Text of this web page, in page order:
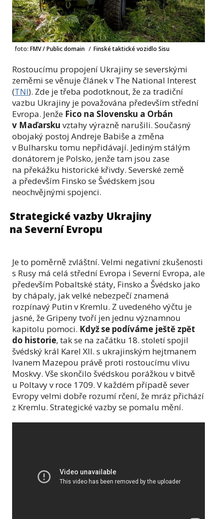
foto: FMV / Public domain / Finské taktické vozidlo Sisu
Rostoucímu propojení Ukrajiny se severskými
zeměmi se věnuje článek v The National Interest
(TNI). Zde je třeba podotknout, že za tradiční
vazbu Ukrajiny je považována především střední
Evropa. Jenže Fico na Slovensku a Orbán
v Maďarsku vztahy výrazně narušili. Současný
obojaký postoj Andreje Babiše a změna
v Bulharsku tomu nepřidávají. Jediným stálým
donátorem je Polsko, jenže tam jsou zase
na překážku historické křivdy. Severské země
a především Finsko se Švédskem jsou
neochvějnými spojenci.
Strategické vazby Ukrajiny
na Severní Evropu
Je to poměrně zvláštní. Velmi negativní zkušenosti
s Rusy má celá střední Evropa i Severní Evropa, ale
především Pobaltské státy, Finsko a Švédsko jako
by chápaly, jak velké nebezpečí znamená
rozpínavý Putin v Kremlu. Z uvedeného výčtu je
jasné, že Gripeny tvoří jen jednu významnou
kapitolu pomoci. Když se podíváme ještě zpět
do historie, tak se na začátku 18. století spojil
švédský král Karel XII. s ukrajinským hejtmanem
Ivanem Mazepou právě proti rostoucímu vlivu
Moskvy. Vše skončilo švédskou porážkou v bitvě
u Poltavy v roce 1709. V každém případě sever
Evropy velmi dobře rozumí rčení, že mráz přichází
z Kremlu. Strategické vazby se pomalu mění.